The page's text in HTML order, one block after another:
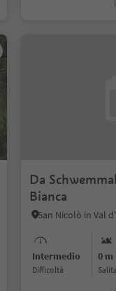
Da
Bianca
Intermedio
Difficoltà
0 m
Salita